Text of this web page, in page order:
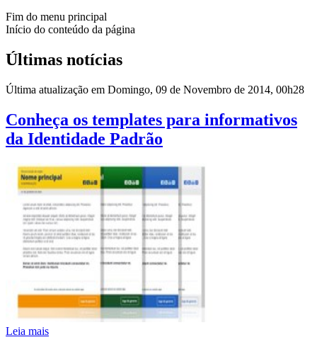
Fim do menu principal
Início do conteúdo da página
Últimas notícias
Última atualização em Domingo, 09 de Novembro de 2014, 00h28
Conheça os templates para informativos
da Identidade Padrão
Leia mais